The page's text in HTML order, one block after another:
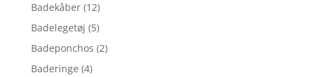
Badekåber (12)
Badelegetøj (5)
Badeponchos (2)
Baderinge (4)